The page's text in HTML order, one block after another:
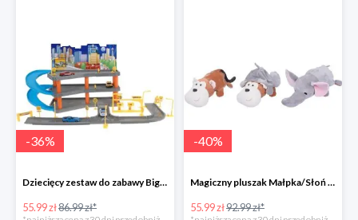
-36%
Dziecięcy zestaw do zabawy Big garage -36%
55.99 zł86.99 zł*
-40%
Magiczny pluszak Małpka/Słoń -40%
55.99 zł92.99 zł*